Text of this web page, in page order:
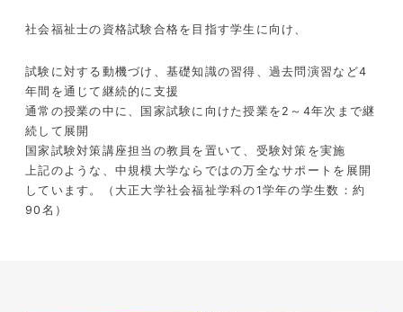
社会福祉士の資格試験合格を目指す学生に向け、
試験に対する動機づけ、基礎知識の習得、過去問演習など4
年間を通じて継続的に支援
通常の授業の中に、国家試験に向けた授業を2～4年次まで継
続して展開
国家試験対策講座担当の教員を置いて、受験対策を実施
上記のような、中規模大学ならではの万全なサポートを展開
しています。（大正大学社会福祉学科の1学年の学生数：約
90名）